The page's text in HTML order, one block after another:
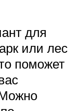
для
или лес
поможет